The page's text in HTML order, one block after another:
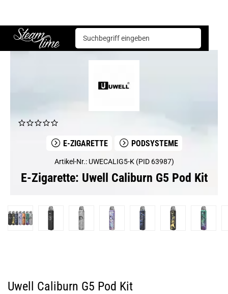
Steam time
E-Zigarette Podsysteme
E-ZIGARETTE PODSYSTEME
Artikel-Nr.: UWECALIG5-K (PID 63987)
E-Zigarette: Uwell Caliburn G5 Pod Kit
Uwell Caliburn G5 Pod Kit